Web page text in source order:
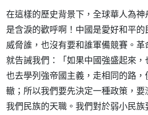
在這樣的歷史背景下，全球華人為
是含淚的歡呼啊！中國是愛好和平
威脅誰，也沒有要和誰軍備競賽。
就告誡我們：「如果中國強盛起來，
也去學列強帝國主義，走相同的路，
轍；所以我們要先決定一種政策，
我們民族的天職。我們對於弱小民